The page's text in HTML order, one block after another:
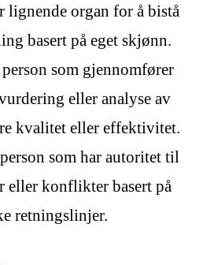
lignende organ for å bistå
basert på eget skjønn.
som gjennomfører
eller analyse av
kvalitet eller effektivitet.
som har autoritet til
eller konflikter basert på
retningslinjer.